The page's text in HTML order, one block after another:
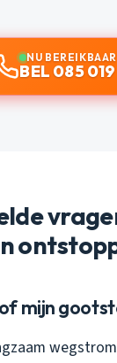
NU BEREIKBAAR
BEL 085
mijn